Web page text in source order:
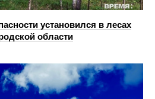
установился в лесах
области